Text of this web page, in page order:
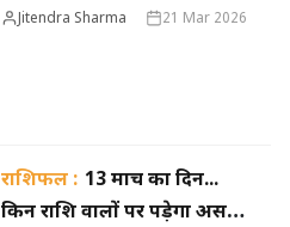
कैसी रहेगी 12 राशियों की
Jitendra Sharma 21 Mar 2026
राशिफल : 13 मार्च का दिन...
किन राशि वालों पर पड़ेगा असर